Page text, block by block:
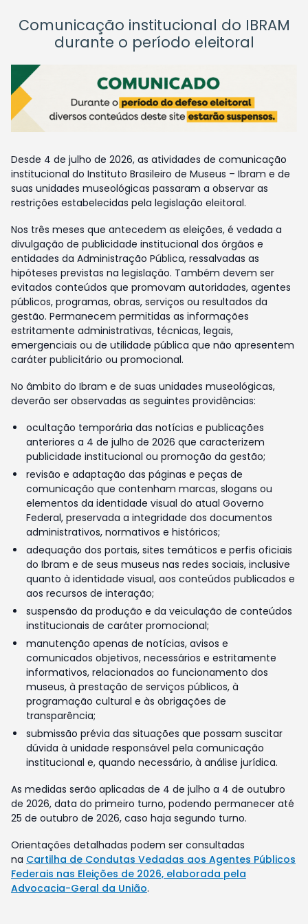
Comunicação institucional do IBRAM
durante o período eleitoral
Desde 4 de julho de 2026, as atividades de comunicação
institucional do Instituto Brasileiro de Museus – Ibram e de
suas unidades museológicas passaram a observar as
restrições estabelecidas pela legislação eleitoral.
Nos três meses que antecedem as eleições, é vedada a
divulgação de publicidade institucional dos órgãos e
entidades da Administração Pública, ressalvadas as
hipóteses previstas na legislação. Também devem ser
evitados conteúdos que promovam autoridades, agentes
públicos, programas, obras, serviços ou resultados da
gestão. Permanecem permitidas as informações
estritamente administrativas, técnicas, legais,
emergenciais ou de utilidade pública que não apresentem
caráter publicitário ou promocional.
No âmbito do Ibram e de suas unidades museológicas,
deverão ser observadas as seguintes providências:
ocultação temporária das notícias e publicações
anteriores a 4 de julho de 2026 que caracterizem
publicidade institucional ou promoção da gestão;
revisão e adaptação das páginas e peças de
comunicação que contenham marcas, slogans ou
elementos da identidade visual do atual Governo
Federal, preservada a integridade dos documentos
administrativos, normativos e históricos;
adequação dos portais, sites temáticos e perfis oficiais
do Ibram e de seus museus nas redes sociais, inclusive
quanto à identidade visual, aos conteúdos publicados e
aos recursos de interação;
suspensão da produção e da veiculação de conteúdos
institucionais de caráter promocional;
manutenção apenas de notícias, avisos e
comunicados objetivos, necessários e estritamente
informativos, relacionados ao funcionamento dos
museus, à prestação de serviços públicos, à
programação cultural e às obrigações de
transparência;
submissão prévia das situações que possam suscitar
dúvida à unidade responsável pela comunicação
institucional e, quando necessário, à análise jurídica.
As medidas serão aplicadas de 4 de julho a 4 de outubro
de 2026, data do primeiro turno, podendo permanecer até
25 de outubro de 2026, caso haja segundo turno.
Orientações detalhadas podem ser consultadas
na Cartilha de Condutas Vedadas aos Agentes Públicos
Federais nas Eleições de 2026, elaborada pela
Advocacia-Geral da União.